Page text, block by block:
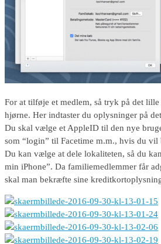
For at tilføje et medlem, så tryk på det lille
hjørne. Her indtaster du oplysninger på
Du skal vælge et AppleID til den nye
som “login” til Facetime m.m., hvis du vil
Du kan vælge at dele lokaliteten, så du
min iPhone”. Da familiemedlemmer får
skal man bekræfte sine